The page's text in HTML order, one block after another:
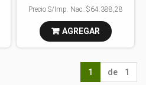
Precio S/Imp. Nac.:$64.388,28
AGREGAR
1 de 1